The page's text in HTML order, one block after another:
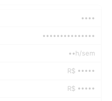
••••
•••••••••••••••
••h/sem
R$ •••••
R$ •••••